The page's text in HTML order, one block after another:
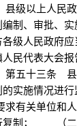
以上人民政
制、审批、实
人民政府应
民代表大会
五十三条 县
实施情况进
关单位和人
复制； （二